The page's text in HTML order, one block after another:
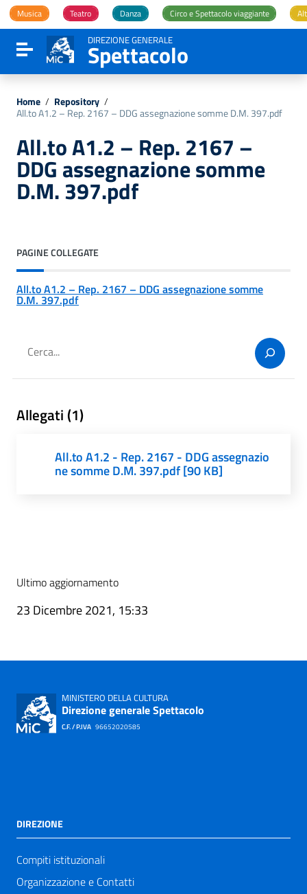
Vai ai contenuti
Vai al menu di navigazione
Vai al footer
Musica Teatro Danza Circo e Spettacolo viaggiante
Attiva / disattiva la navigazione
DIREZIONE GENERALE
Spettacolo
Home / Repository /
All.to A1.2 – Rep. 2167 – DDG assegnazione somme D.M. 397.pdf
All.to A1.2 – Rep. 2167 –
DDG assegnazione somme
D.M. 397.pdf
PAGINE COLLEGATE
All.to A1.2 – Rep. 2167 – DDG assegnazione somme
D.M. 397.pdf
Cerca
Allegati (1)
All.to A1.2 - Rep. 2167 - DDG assegnazio
ne somme D.M. 397.pdf [90 KB]
Ultimo aggiornamento
23 Dicembre 2021, 15:33
MINISTERO DELLA CULTURA
Direzione generale Spettacolo
C.F. / P.IVA 96652020585
DIREZIONE
Compiti istituzionali
Organizzazione e Contatti